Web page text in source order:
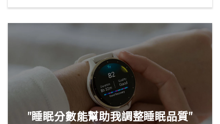
"睡眠分數能幫助我調整睡眠品質"